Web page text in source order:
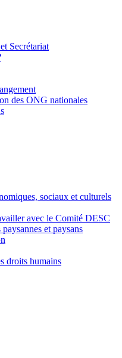
Secrétariat
des ONG nationales
sociaux et culturels
avec le Comité DESC
et paysans
droits humains